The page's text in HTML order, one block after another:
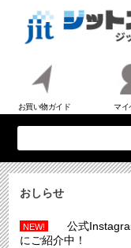
お買い物ガイド マイ
おしらせ
NEW!
公式
にご紹介中！